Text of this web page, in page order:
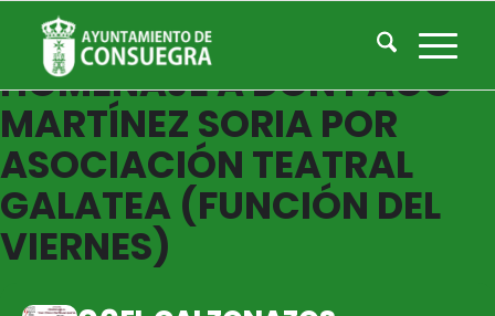
EL CALZONAZOS.
HOMENAJE A DON PACO
MARTÍNEZ SORIA POR
ASOCIACIÓN TEATRAL
GALATEA (FUNCIÓN DEL
VIERNES)